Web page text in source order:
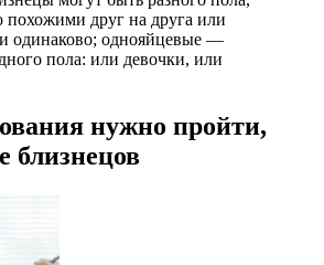
похожими друг на друга или
одинаково; однояйцевые —
пола: или девочки, или
нужно пройти,
близнецов